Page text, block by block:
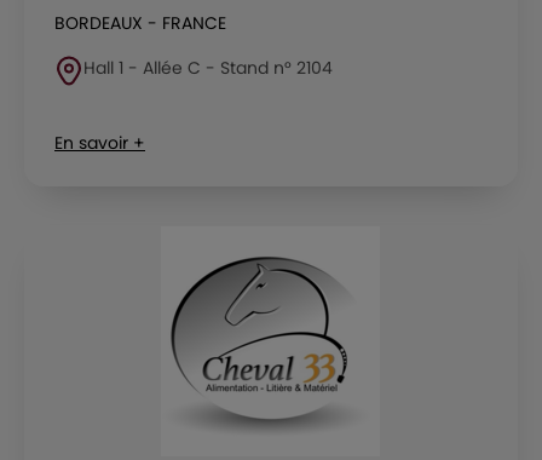
BORDEAUX - FRANCE
Hall 1 - Allée C - Stand n° 2104
En savoir +